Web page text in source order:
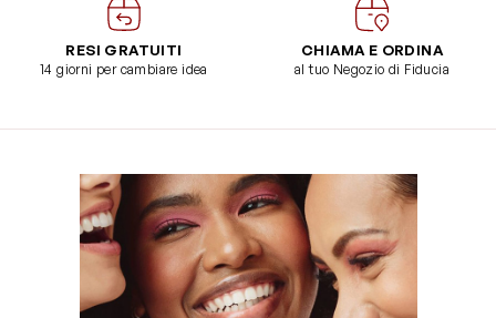
RESI GRATUITI
14 giorni per cambiare idea
CHIAMA E ORDINA
al tuo Negozio di Fiducia